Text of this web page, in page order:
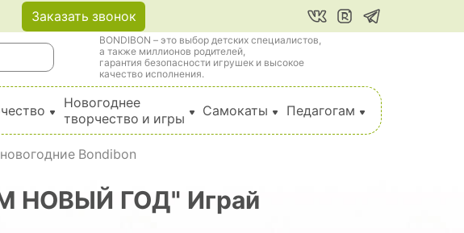
Заказать звонок
BONDIBON – это выбор детских специалистов,
а также миллионов родителей,
гарантия безопасности игрушек и высокое
качество исполнения.
Новогоднее
творчество и игры
Самокаты Педагогам
Bondibon
НОВЫЙ ГОД" Играй